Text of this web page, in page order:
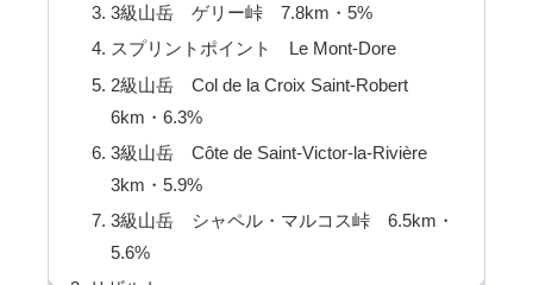
3級山岳 ゲリー峠 7.8km・5%
スプリントポイント Le Mont-Dore
2級山岳 Col de la Croix Saint-Robert
6km・6.3%
3級山岳 Côte de Saint-Victor-la-Rivière
3km・5.9%
3級山岳 シャペル・マルコス峠 6.5km・
5.6%